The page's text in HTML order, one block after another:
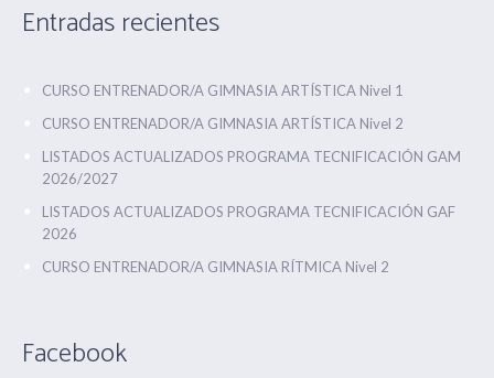
Entradas recientes
CURSO ENTRENADOR/A GIMNASIA ARTÍSTICA Nivel 1
CURSO ENTRENADOR/A GIMNASIA ARTÍSTICA Nivel 2
LISTADOS ACTUALIZADOS PROGRAMA TECNIFICACIÓN GAM
2026/2027
LISTADOS ACTUALIZADOS PROGRAMA TECNIFICACIÓN GAF
2026
CURSO ENTRENADOR/A GIMNASIA RÍTMICA Nivel 2
Facebook